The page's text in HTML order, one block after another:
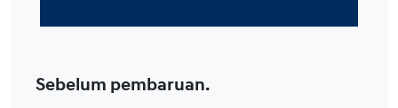
Sebelum pembaruan.